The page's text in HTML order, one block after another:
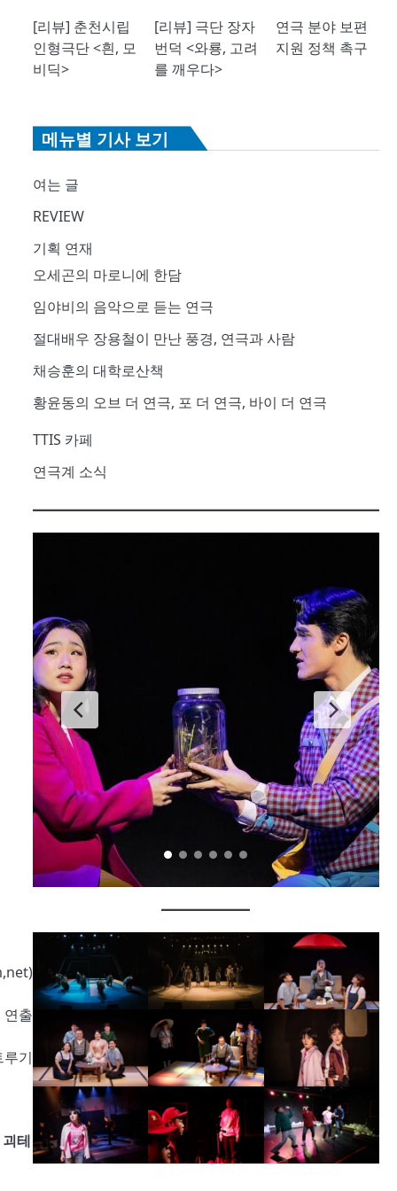
연출
기
테
[리뷰] 춘천시립
인형극단 <흰, 모
비딕>
[리뷰] 극단 장자
번덕 <와룡, 고려
를 깨우다>
연극 분야 보편
지원 정책 촉구
메뉴별 기사 보기
여는 글
REVIEW
기획 연재
오세곤의 마로니에 한담
임야비의 음악으로 듣는 연극
절대배우 장용철이 만난 풍경, 연극과 사람
채승훈의 대학로산책
황윤동의 오브 더 연극, 포 더 연극, 바이 더 연극
TTIS 카페
연극계 소식